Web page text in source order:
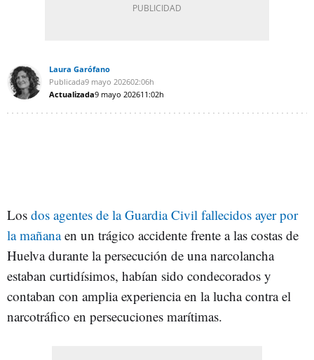
Laura Garófano
Publicada9 mayo 202602:06h
Actualizada9 mayo 202611:02h
Los dos agentes de la Guardia Civil fallecidos ayer por
la mañanaen un trágico accidente frente a las costas de
Huelva durante la persecución de una narcolancha
estaban curtidísimos, habían sido condecorados y
contaban con amplia experiencia en la lucha contra el
narcotráfico en persecuciones marítimas.